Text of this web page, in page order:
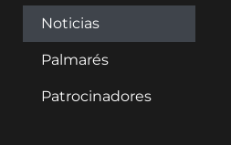
Noticias
Palmarés
Patrocinadores